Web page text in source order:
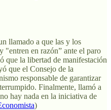
llamado a que las y los
"entren en razón” ante el paro
que la libertad de manifestación
que el Consejo de la
responsable de garantizar
Finalmente, llamó a
hay nada en la iniciativa de
)